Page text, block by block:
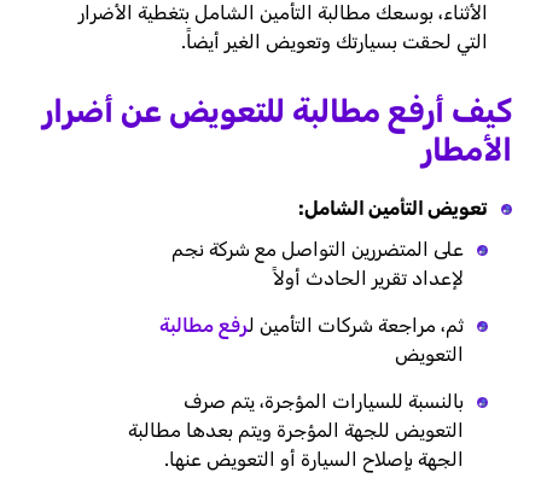
الأثناء، بوسعك مطالبة التأمين الشامل بتغطية الأضرار
التي لحقت بسيارتك وتعويض الغير أيضاً.
كيف أرفع مطالبة للتعويض عن أضرار
الأمطار
تعويض التأمين الشامل:
على المتضررين التواصل مع شركة نجم
لإعداد تقرير الحادث أولاً
ثم، مراجعة شركات التأمين لرفع مطالبة
التعويض
بالنسبة للسيارات المؤجرة، يتم صرف
التعويض للجهة المؤجرة ويتم بعدها مطالبة
الجهة بإصلاح السيارة أو التعويض عنها.